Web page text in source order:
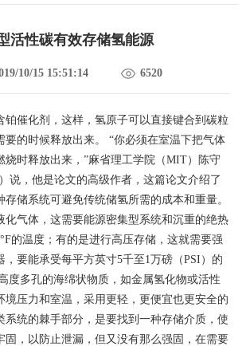
活性碳有效存储氢能源
10/15 15:51:14 6520
铂催化剂，这样，氢原子可以直接键合到碳粒
要的时候释放出来。 “你必须在室温下把气体
烧时释放出来，”麻省理工学院（MIT）陈守
说，他是论文的高级作者，这篇论文介绍了
储系统可避免传统储氢所需的成本和重量。
化气体，这需要能源密集型系统和沉重的绝热
的温度；有的是进行高压存储，这就需要强
，要能承受每平方英寸5千至1万磅（PSI）的
度多孔的海绵状物质，如金属氢化物或活性
境压力和室温，采用更轻，更便宜也更安全的
系统的棘手部分，是要找到一种存储介质，使
固，以防止泄漏，但又没有那么强固，在需要